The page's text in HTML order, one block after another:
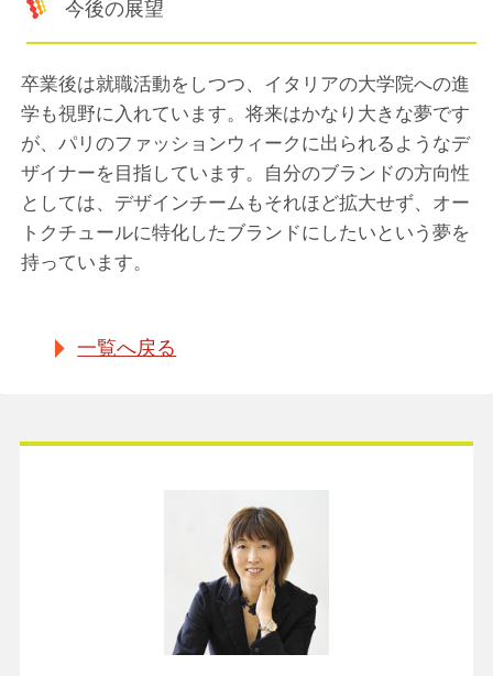
今後の展望
卒業後は就職活動をしつつ、イタリアの大学院への進
学も視野に入れています。将来はかなり大きな夢です
が、パリのファッションウィークに出られるようなデ
ザイナーを目指しています。自分のブランドの方向性
としては、デザインチームもそれほど拡大せず、オー
トクチュールに特化したブランドにしたいという夢を
持っています。
一覧へ戻る